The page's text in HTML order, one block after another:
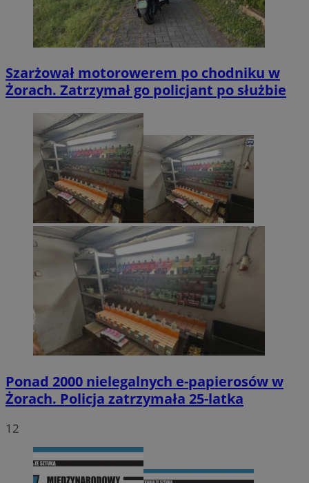
Szarżował motorowerem po chodniku w
Żorach. Zatrzymał go policjant po służbie
Ponad 2000 nielegalnych e-papierosów w
Żorach. Policja zatrzymała 25-latka
12